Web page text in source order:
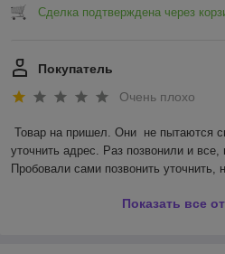
Сделка подтверждена через
Покупатель
Очень плохо
Товар на пришел. Они  не пытаются
уточнить адрес. Раз позвонили и
Пробовали сами позвонить уточнить,
Показать все